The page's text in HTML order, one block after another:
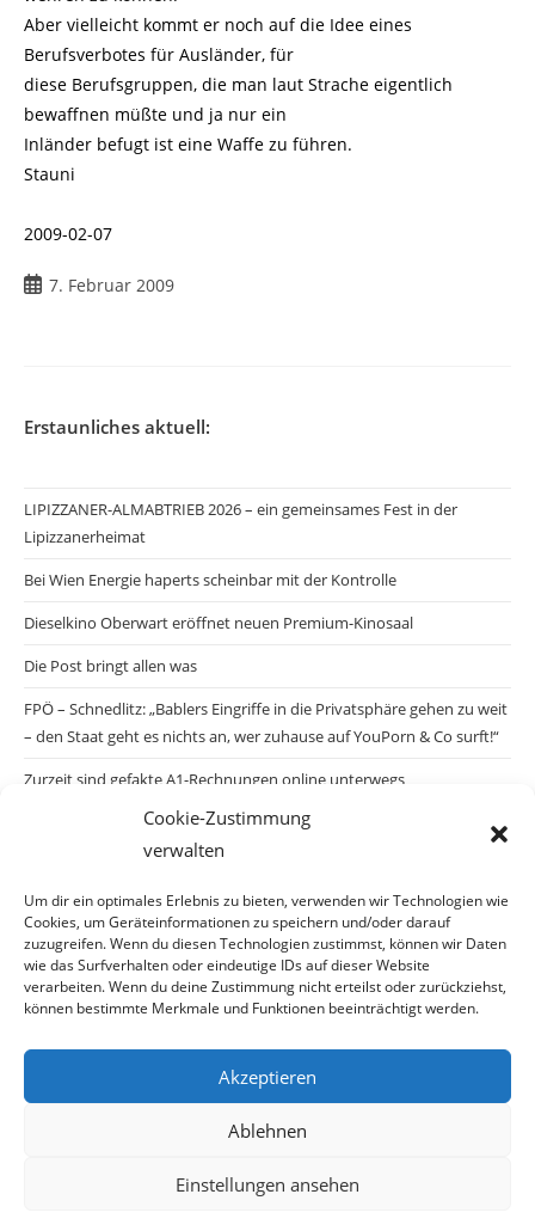
Cookie-Zustimmung
verwalten
Um dir ein optimales Erlebnis zu bieten, verwenden wir Technologien wie
Cookies, um Geräteinformationen zu speichern und/oder darauf
zuzugreifen. Wenn du diesen Technologien zustimmst, können wir Daten
wie das Surfverhalten oder eindeutige IDs auf dieser Website
verarbeiten. Wenn du deine Zustimmung nicht erteilst oder zurückziehst,
können bestimmte Merkmale und Funktionen beeinträchtigt werden.
Akzeptieren
Ablehnen
Einstellungen ansehen
Aber vielleicht kommt er noch auf die Idee eines
Berufsverbotes für Ausländer, für
diese Berufsgruppen, die man laut Strache eigentlich
bewaffnen müßte und ja nur ein
Inländer befugt ist eine Waffe zu führen.
Stauni
2009-02-07
Beitrag
7. Februar 2009
Erstaunliches aktuell:
LIPIZZANER-ALMABTRIEB 2026 – ein gemeinsames Fest in der
Lipizzanerheimat
Bei Wien Energie haperts scheinbar mit der Kontrolle
Dieselkino Oberwart eröffnet neuen Premium-Kinosaal
Die Post bringt allen was
FPÖ – Schnedlitz: „Bablers Eingriffe in die Privatsphäre gehen zu weit
– den Staat geht es nichts an, wer zuhause auf YouPorn & Co surft!“
Zurzeit sind gefakte A1-Rechnungen online unterwegs
Salzburgs Juden und ihre Sicherheit: „Erst nach einem Anschlag wäre
die Gefahr endlich konkret!“
Biologisches Wunder in Ceuta
Ein vermeintliches Abschiebemärchen
Archiv